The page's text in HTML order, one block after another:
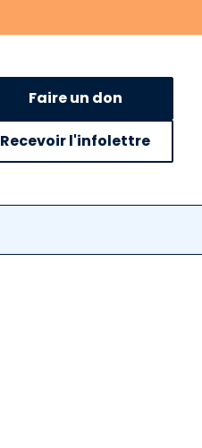
Faire un don
Recevoir l'infolettre